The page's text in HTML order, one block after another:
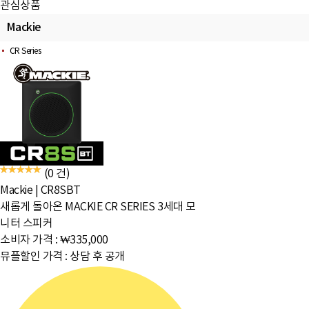
관심상품
Mackie
CR Series
(0 건)
Mackie
CR8SBT
새롭게 돌아온 MACKIE CR SERIES 3세대 모
니터 스피커
소비자 가격 : ₩335,000
뮤플할인 가격 : 상담 후 공개